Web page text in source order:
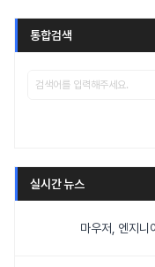
통합검색
실시간 뉴스
마우저, 엔지니